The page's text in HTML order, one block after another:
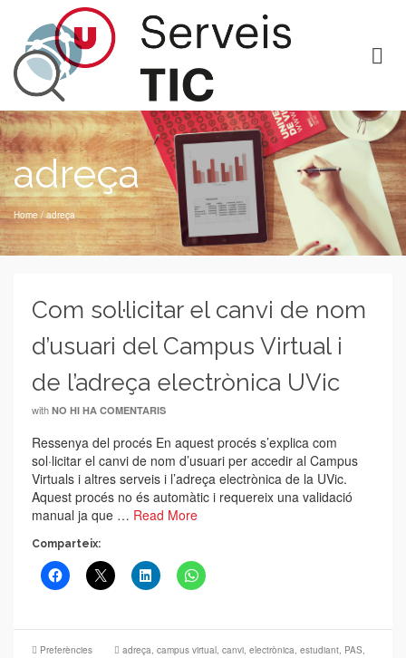
adreça
Home / adreça
Com sol·licitar el canvi de nom
d’usuari del Campus Virtual i
de l’adreça electrònica UVic
with NO HI HA COMENTARIS
Ressenya del procés En aquest procés s’explica com
sol·licitar el canvi de nom d’usuari per accedir al Campus
Virtuals i altres serveis i l’adreça electrònica de la UVic.
Aquest procés no és automàtic i requereix una validació
manual ja que … Read More
Comparteix:
Preferències adreça, campus virtual, canvi, electrònica, estudiant, PAS,